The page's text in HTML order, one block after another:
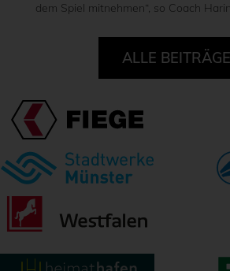
dem Spiel mitnehmen“, so Coach
ALLE BEITRÄGE